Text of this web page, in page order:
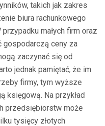
takich jak zakres
biura rachunkowego
małych firm oraz
gospodarczą ceny za
zaczynać się od
jednak pamiętać, że im
firmy, tym wyższe
księgową. Na przykład
przedsiębiorstw może
tysięcy złotych